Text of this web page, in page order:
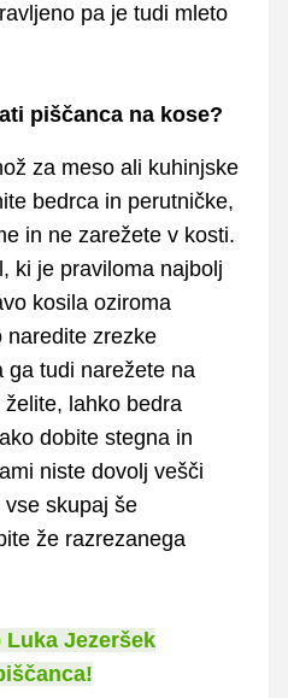
pa je tudi mleto
piščanca na kose?
za meso ali kuhinjske
bedrca in perutničke,
in ne zarežete v kosti.
ki je praviloma najbolj
kosila oziroma
naredite zrezke
ga tudi narežete na
lahko bedra
dobite stegna in
niste dovolj vešči
skupaj še
že razrezanega
Luka Jezeršek